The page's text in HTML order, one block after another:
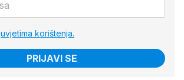
uvjetima korištenja.
PRIJAVI SE